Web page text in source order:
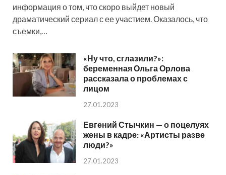
информация о том, что скоро выйдет новый
драматический сериал с ее участием. Оказалось, что
съемки,…
«Ну что, сглазили?»:
беременная Ольга Орлова
рассказала о проблемах с
лицом
27.01.2023
Евгений Стычкин — о поцелуях
жены в кадре: «Артисты разве
люди?»
27.01.2023